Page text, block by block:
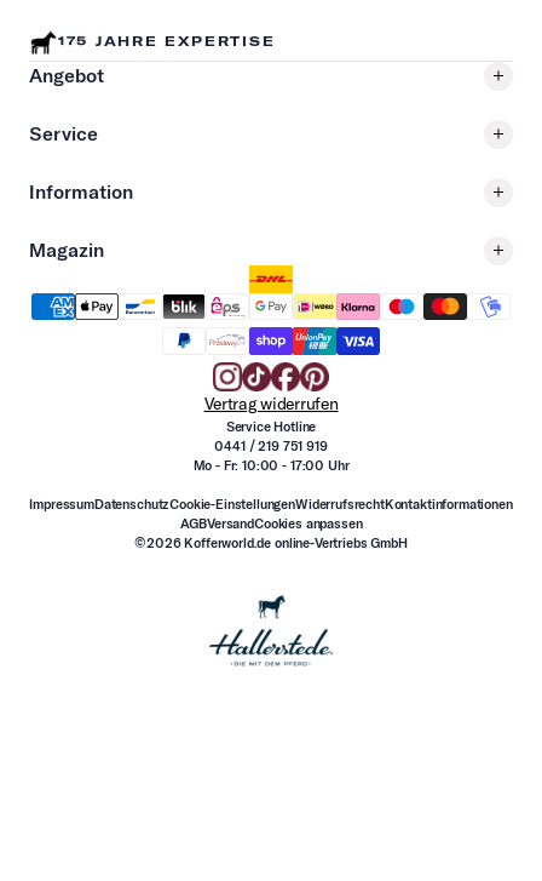
175 JAHRE EXPERTISE
Angebot
Service
Information
Magazin
Vertrag widerrufen
Service Hotline
0441 / 219 751 919
Mo - Fr: 10:00 - 17:00 Uhr
ImpressumDatenschutzCookie-EinstellungenWiderrufsrechtKontaktinformationen
AGBVersandCookies anpassen
©2026 Kofferworld.de online-Vertriebs GmbH